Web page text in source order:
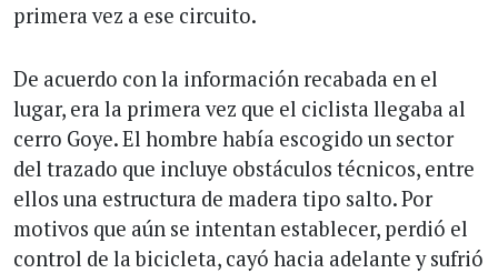
primera vez a ese circuito.
De acuerdo con la información recabada en el
lugar, era la primera vez que el ciclista llegaba al
cerro Goye. El hombre había escogido un sector
del trazado que incluye obstáculos técnicos, entre
ellos una estructura de madera tipo salto. Por
motivos que aún se intentan establecer, perdió el
control de la bicicleta, cayó hacia adelante y sufrió